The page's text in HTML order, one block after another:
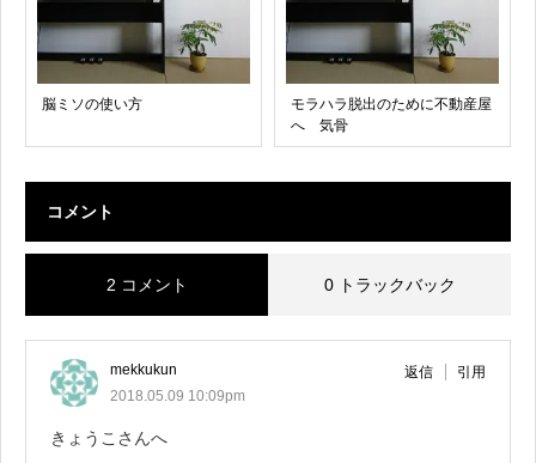
脳ミソの使い方
モラハラ脱出のために不動産屋
へ 気骨
コメント
2 コメント 0 トラックバック
mekkukun
2018.05.09 10:09pm
返信 引用
きょうこさんへ